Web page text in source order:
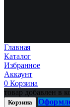
Главная
Каталог
Избранное
Аккаунт
0 Корзина
товар добавлен в
Корзина